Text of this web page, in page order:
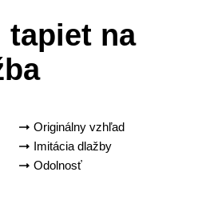
na
Originálny vzhľad
Imitácia dlažby
Odolnosť